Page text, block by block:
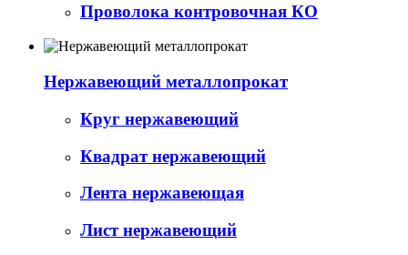
Проволока контровочная КО
Нержавеющий металлопрокат
Круг нержавеющий
Квадрат нержавеющий
Лента нержавеющая
Лист нержавеющий